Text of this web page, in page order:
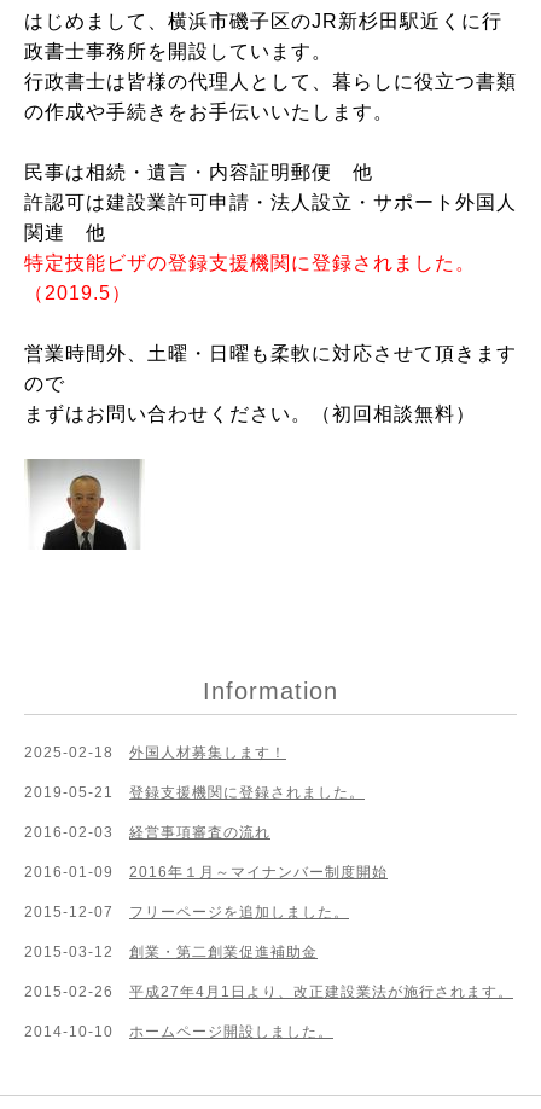
はじめまして、横浜市磯子区のJR新杉田駅近くに行
政書士事務所を開設しています。
行政書士は皆様の代理人として、暮らしに役立つ書類
の作成や手続きをお手伝いいたします。
民事は相続・遺言・内容証明郵便 他
許認可は建設業許可申請・法人設立・サポート外国人
関連 他
特定技能ビザの登録支援機関に登録されました。
（2019.5）
営業時間外、土曜・日曜も柔軟に対応させて頂きます
ので
まずはお問い合わせください。（初回相談無料）
Information
2025-02-18 外国人材募集します！
2019-05-21 登録支援機関に登録されました。
2016-02-03 経営事項審査の流れ
2016-01-09 2016年１月～マイナンバー制度開始
2015-12-07 フリーページを追加しました。
2015-03-12 創業・第二創業促進補助金
2015-02-26 平成27年4月1日より、改正建設業法が施行されます。
2014-10-10 ホームページ開設しました。